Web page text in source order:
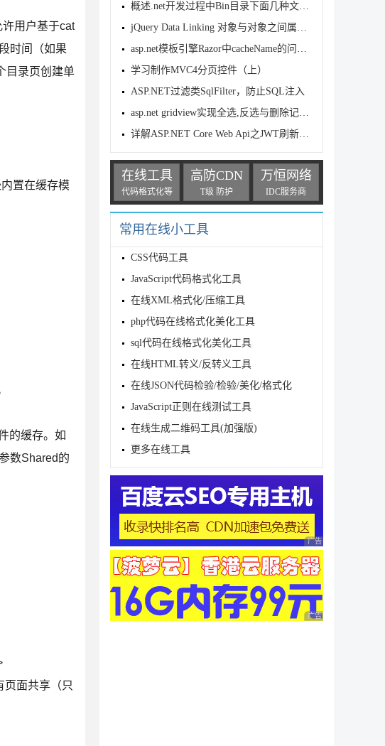
用户基于cat
时间（如果
目录页创建单
置在缓存模
的缓存。如
数Shared的
页面共享（只
概述.net开发过程中Bin目录下面几种文件格式
jQuery Data Linking 对象与对象之间属性的关联
asp.net模板引擎Razor中cacheName的问题分析
学习制作MVC4分页控件（上）
ASP.NET过滤类SqlFilter，防止SQL注入
asp.net gridview实现全选,反选与删除记录的操作代码
详解ASP.NET Core Web Api之JWT刷新Token
在线工具
代码格式化等
高防CDN
T级 防护
万恒网络
IDC服务商
常用在线小工具
CSS代码工具
JavaScript代码格式化工具
在线XML格式化/压缩工具
php代码在线格式化美化工具
sql代码在线格式化美化工具
在线HTML转义/反转义工具
在线JSON代码检验/检验/美化/格式化
JavaScript正则在线测试工具
在线生成二维码工具(加强版)
更多在线工具
广告 商业广告，理性
广告 商业广告，理性